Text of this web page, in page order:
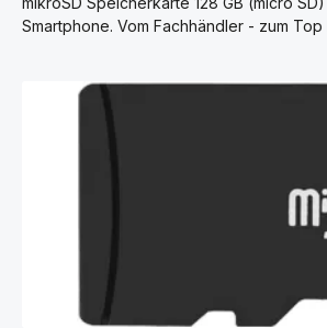
Smartphone. Vom Fachhändler - zum Top
Bildergalerie überspringen